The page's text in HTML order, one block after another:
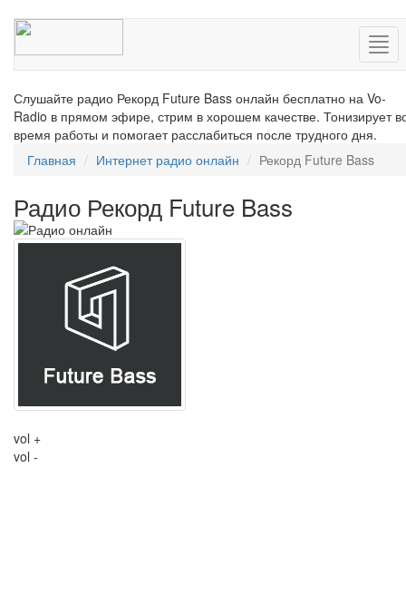
Слушайте радио Рекорд Future Bass онлайн бесплатно на Vo-
Radio в прямом эфире, стрим в хорошем качестве. Тонизирует
время работы и помогает расслабиться после трудного дня.
Главная
Интернет радио онлайн Рекорд Future Bass
Радио Рекорд Future Bass
vol +
vol -